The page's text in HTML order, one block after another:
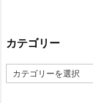
カテゴリー
テ